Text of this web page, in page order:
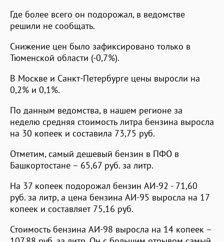
Где более всего он подорожал, в ведомстве
решили не сообщать.
Снижение цен было зафиксировано только в
Тюменской области (-0,7%).
В Москве и Санкт-Петербурге цены выросли на
0,2% и 0,1%.
По данным ведомства, в нашем регионе за
неделю средняя стоимость литра бензина выросла
на 30 копеек и составила 73,75 руб.
Отметим, самый дешевый бензин в ПФО в
Башкортостане – 65,67 руб. за литр.
На 37 копеек подорожал бензин АИ-92 - 71,60
руб. за литр, а цена бензина АИ-95 выросла на 17
копеек и составляет 75,16 руб.
Стоимость бензина АИ-98 выросла на 14 копеек –